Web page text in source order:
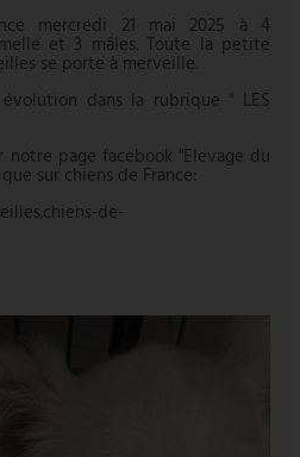
mercredi 21 mai 2025 à 4
et 3 mâles. Toute la petite
se porte à merveille.
dans la rubrique " LES
notre page facebook "Elevage du
sur chiens de France:
de-